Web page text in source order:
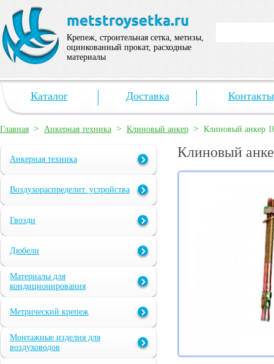
Крепеж, строительная сетка, метизы,
оцинкованный прокат, расходные
материалы
Каталог Доставка Контакты
Главная > Анкерная техника > Клиновый анкер > Клиновый анкер
Анкерная техника
Воздухораспределит. устройства
Гвозди
Дюбели
Материалы для
кондиционирования
Метрический крепеж
Монтажные изделия для
воздуховодов
Клиновый